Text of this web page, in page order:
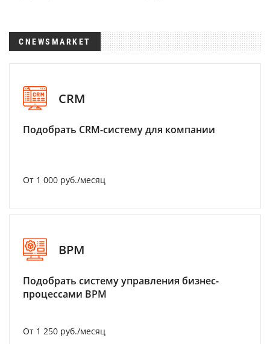
CNEWSMARKET
CRM
Подобрать CRM-систему для компании
От 1 000 руб./месяц
BPM
Подобрать систему управления бизнес-
процессами BPM
От 1 250 руб./месяц